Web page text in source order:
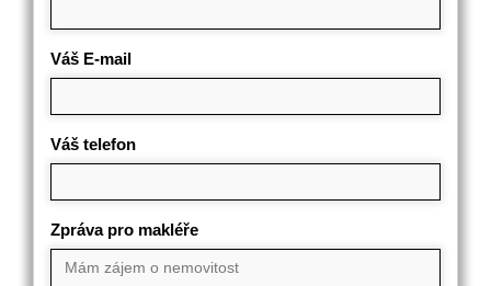
Váš E-mail
Váš telefon
Zpráva pro makléře